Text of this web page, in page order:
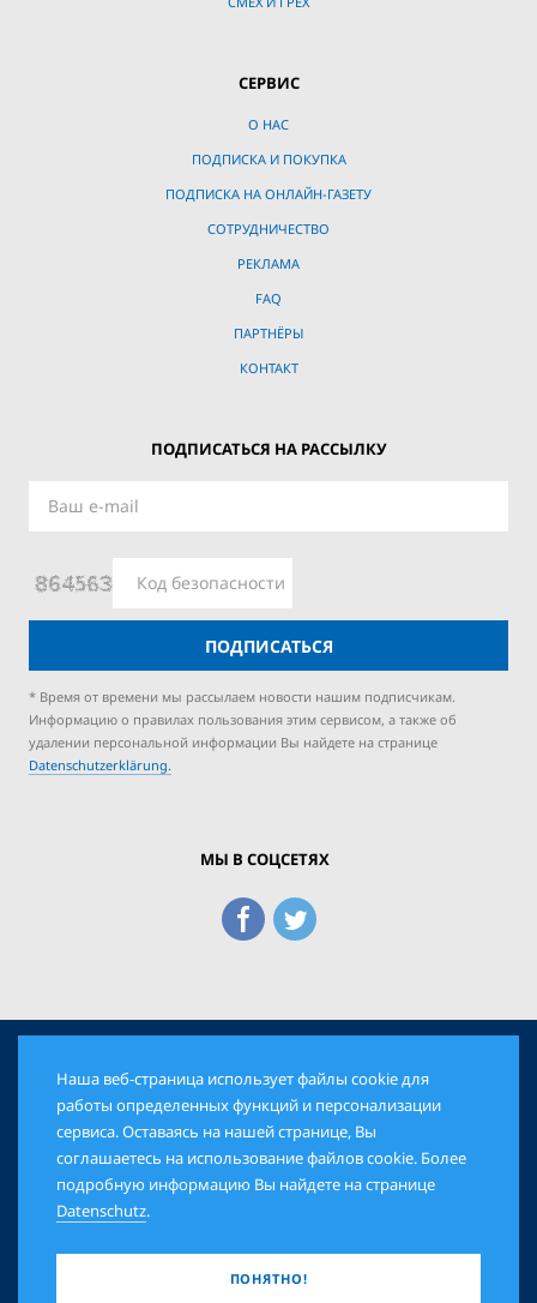
СЕРВИС
О НАС
ПОДПИСКА И ПОКУПКА
ПОДПИСКА НА ОНЛАЙН-ГАЗЕТУ
СОТРУДНИЧЕСТВО
РЕКЛАМА
FAQ
ПАРТНЁРЫ
КОНТАКТ
ПОДПИСАТЬСЯ НА РАССЫЛКУ
ПОДПИСАТЬСЯ
* Время от времени мы рассылаем новости нашим подписчикам.
Информацию о правилах пользования этим сервисом, а также об
удалении персональной информации Вы найдете на странице
Datenschutzerklärung.
МЫ В СОЦСЕТЯХ
© 2026 Еврейская Панорама. Все права защищены
AGB DATENSCHUTZ IMPRESSUM
Наша веб-страница использует файлы cookie для
работы определенных функций и персонализации
сервиса. Оставаясь на нашей странице, Вы
соглашаетесь на использование файлов cookie. Более
подробную информацию Вы найдете на странице
Datenschutz.
ПОНЯТНО!